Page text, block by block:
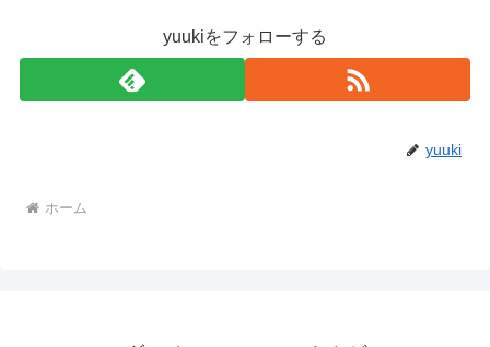
yuukiをフォローする
yuuki
ホーム